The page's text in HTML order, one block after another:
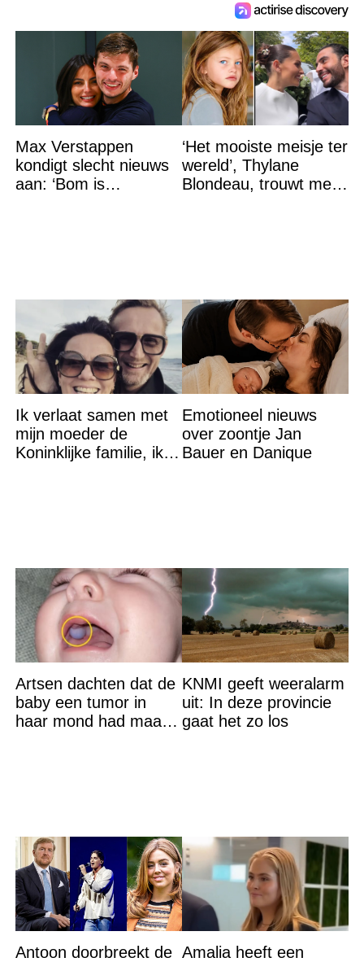
Max Verstappen
kondigt slecht nieuws
aan: ‘Bom is
‘Het mooiste meisje ter
wereld’, Thylane
Blondeau, trouwt met
Ik verlaat samen met
mijn moeder de
Koninklijke familie, ik
Emotioneel nieuws
over zoontje Jan
Bauer en Danique
Artsen dachten dat de
baby een tumor in
haar mond had maar
KNMI geeft weeralarm
uit: In deze provincie
gaat het zo los
Antoon doorbreekt de Amalia heeft een